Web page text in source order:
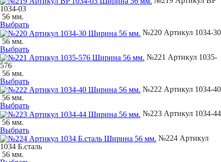
1034-03
56 мм.
Выбрать
№220 Артикул 1034-30
56 мм.
Выбрать
№221 Артикул 1035-
576
56 мм.
Выбрать
№222 Артикул 1034-40
56 мм.
Выбрать
№223 Артикул 1034-44
56 мм.
Выбрать
№224 Артикул
1034 Б.сталь
56 мм.